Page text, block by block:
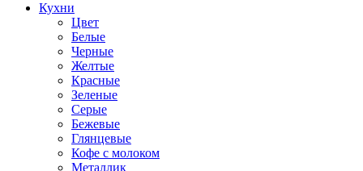
Кухни
Цвет
Белые
Черные
Желтые
Красные
Зеленые
Серые
Бежевые
Глянцевые
Кофе с молоком
Металлик